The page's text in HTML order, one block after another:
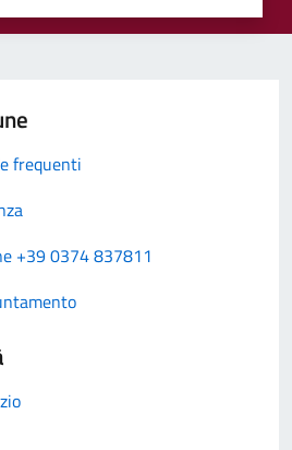
frequenti
+39 0374 837811